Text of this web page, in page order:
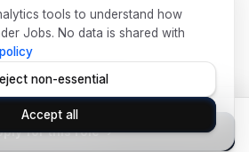
for this role ›
Use Legal
Data Protection
SL
tools to understand how
Jobs. No data is shared with
non-essential
Accept all